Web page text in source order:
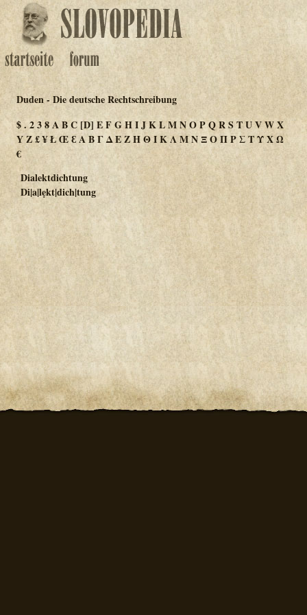
Duden - Die deutsche Rechtschreibung
$.238ABC [D] EFGHIJKLMNOPQRS TUVWX
YZ£¥ŁŒƐΑΒΓΔΕΖΗΘΙΚΛΜΝΞΟΠΡΣΤΥΧΩ
€
Dialektdichtung
Di|a|lẹkt|dich|tung